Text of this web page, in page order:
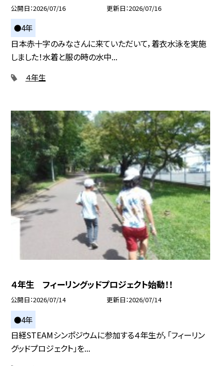
公開日 2026/07/16 更新日 2026/07/16
●4年
日本赤十字のみなさんに来ていただいて，着衣水泳を実施
しました！水着と服の時の水中...
４年生
４年生 フィーリングッドプロジェクト始動！！
公開日 2026/07/14 更新日 2026/07/14
●4年
日経STEAMシンポジウムに参加する４年生が，「フィーリン
グッドプロジェクト」を...